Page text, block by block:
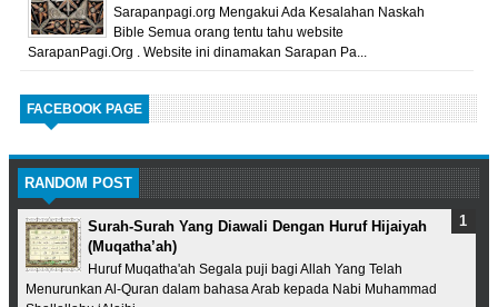
Sarapanpagi.org Mengakui Ada Kesalahan Naskah
Bible Semua orang tentu tahu website
SarapanPagi.Org . Website ini dinamakan Sarapan Pa...
FACEBOOK PAGE
RANDOM POST
Surah-Surah Yang Diawali Dengan Huruf Hijaiyah
(Muqatha’ah)
Huruf Muqatha'ah Segala puji bagi Allah Yang Telah
Menurunkan Al-Quran dalam bahasa Arab kepada Nabi Muhammad